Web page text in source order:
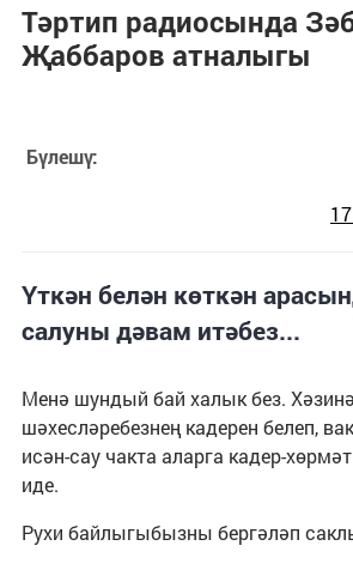
Тәртип радиосында
Җаббаров атналыгы
Бүлешү:
Үткән белән көткән
салуны дәвам итәбез...
Менә шундый бай халык без.
шәхесләребезнең кадерен белеп,
исән-сау чакта аларга кадер-
иде.
Рухи байлыгыбызны бергәләп